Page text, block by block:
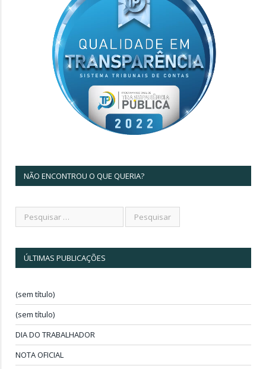
NÃO ENCONTROU O QUE QUERIA?
ÚLTIMAS PUBLICAÇÕES
(sem título)
(sem título)
DIA DO TRABALHADOR
NOTA OFICIAL